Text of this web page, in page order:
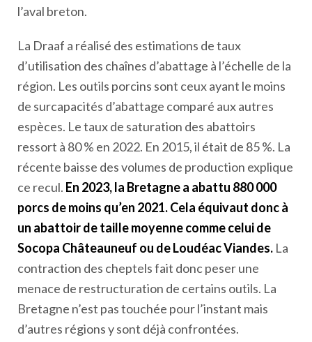
l’aval breton.
La Draaf a réalisé des estimations de taux
d’utilisation des chaînes d’abattage à l’échelle de la
région. Les outils porcins sont ceux ayant le moins
de surcapacités d’abattage comparé aux autres
espèces. Le taux de saturation des abattoirs
ressort à 80 % en 2022. En 2015, il était de 85 %. La
récente baisse des volumes de production explique
ce recul. En 2023, la Bretagne a abattu 880 000
porcs de moins qu’en 2021. Cela équivaut donc à
un abattoir de taille moyenne comme celui de
Socopa Châteauneuf ou de Loudéac Viandes. La
contraction des cheptels fait donc peser une
menace de restructuration de certains outils. La
Bretagne n’est pas touchée pour l’instant mais
d’autres régions y sont déjà confrontées.